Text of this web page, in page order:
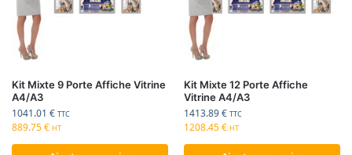
Kit Mixte 9 Porte Affiche Vitrine
A4/A3
1041.01 € TTC
889.75€ HT
Kit Mixte 12 Porte Affiche
Vitrine A4/A3
1413.89€ TTC
1208.45€ HT